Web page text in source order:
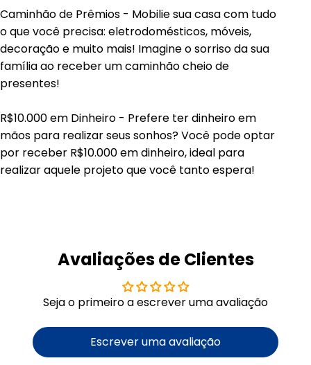
Caminhão de Prêmios - Mobilie sua casa com tudo
o que você precisa: eletrodomésticos, móveis,
decoração e muito mais! Imagine o sorriso da sua
família ao receber um caminhão cheio de
presentes!
R$10.000 em Dinheiro - Prefere ter dinheiro em
mãos para realizar seus sonhos? Você pode optar
por receber R$10.000 em dinheiro, ideal para
realizar aquele projeto que você tanto espera!
Avaliações de Clientes
Seja o primeiro a escrever uma avaliação
Escrever uma avaliação